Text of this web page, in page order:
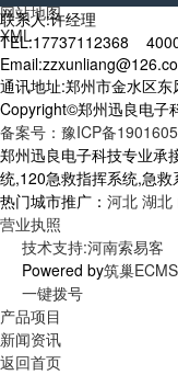
网站地图
XML
联系人:许经理
TEL:17737112368
通讯地址:郑州市金水区东
Copyright©郑州迅良电子
备案号：豫ICP备
郑州迅良电子科技专业承
统,120急救指挥系统,急救
热门城市推广： 河北 湖北
营业执照
技术支持:河南索易客
Powered by筑巢ECMS
一键拨号
产品项目
新闻资讯
返回首页